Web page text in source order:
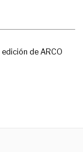
de ARCO